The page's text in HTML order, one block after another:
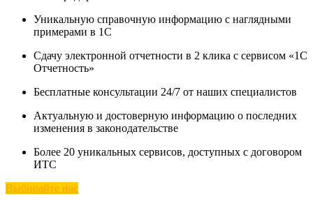
Уникальную справочную информацию с наглядными
примерами в 1С
Сдачу электронной отчетности в 2 клика с сервисом «1С
Отчетность»
Бесплатные консультации 24/7 от наших специалистов
Актуальную и достоверную информацию о последних
изменения в законодательстве
Более 20 уникальных сервисов, доступных с договором
ИТС
Выбирайте нас